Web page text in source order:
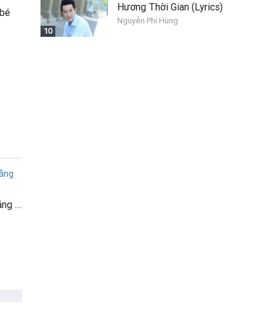
Một mình "du ngoạn" bằng xe bus
10
Hương Thời Gian (Lyrics)
Nguyễn Phi Hùng